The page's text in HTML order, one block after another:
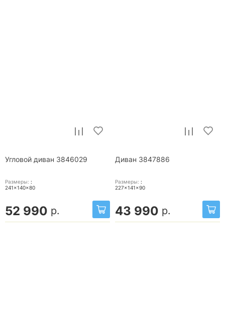
Угловой диван 3846029
Размеры: :
241x140x80
52 990 р.
Диван 3847886
Размеры: :
227x141x90
43 990 р.